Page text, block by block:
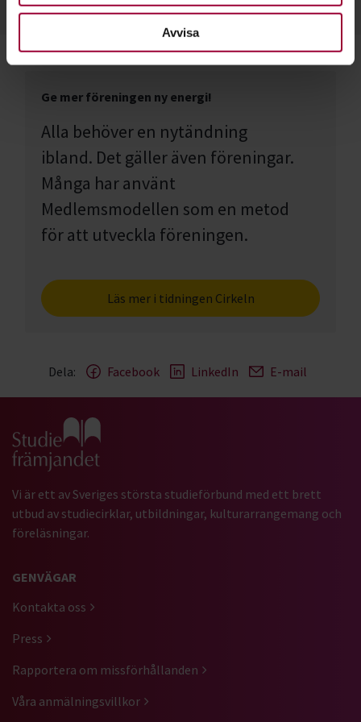
Avvisa
Ge mer föreningen ny energi!
Alla behöver en nytändning
ibland. Det gäller även föreningar.
Många har använt
Medlemsmodellen som en metod
för att utveckla föreningen.
Läs mer i tidningen Cirkeln
Dela: Facebook LinkedIn E-mail
Gå till studiefrämjandets startsida
Vi är ett av Sveriges största studieförbund med ett brett
utbud av studiecirklar, utbildningar, kulturarrangemang och
föreläsningar.
GENVÄGAR
Kontakta oss
Press
Rapportera om missförhållanden
Våra anmälningsvillkor